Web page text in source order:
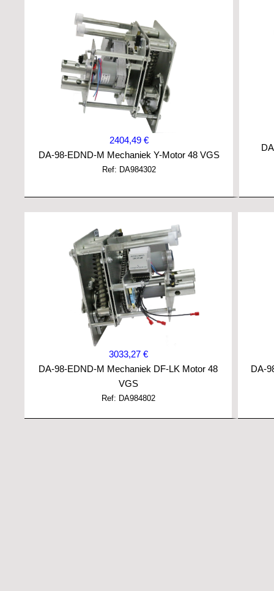
2404,49 €
DA-98-EDND-M Mechaniek Y-Motor 48 VGS
Ref: DA984302
3033,27 €
DA-98-EDND-M Mechaniek DF-LK Motor 48
VGS
Ref: DA984802
DA-